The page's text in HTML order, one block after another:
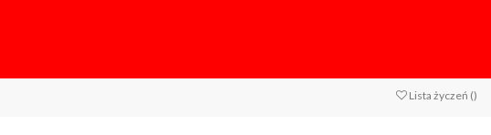
Lista życzeń ()